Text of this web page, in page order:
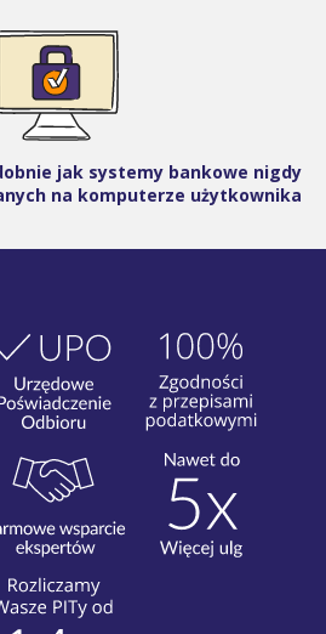
jak systemy bankowe nigdy
na komputerze użytkownika